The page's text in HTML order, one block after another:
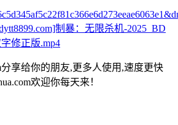
制暴：无限杀机-2025_BD
修正版.mp4
分享给你的朋友,更多人使用,速度更快
欢迎你每天来！